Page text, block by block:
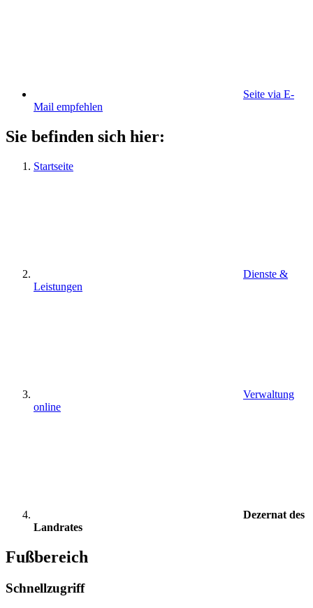
Seite via E-
Mail empfehlen
Sie befinden sich hier:
Startseite
Dienste &
Leistungen
Verwaltung
online
Dezernat des
Landrates
Fußbereich
Schnellzugriff